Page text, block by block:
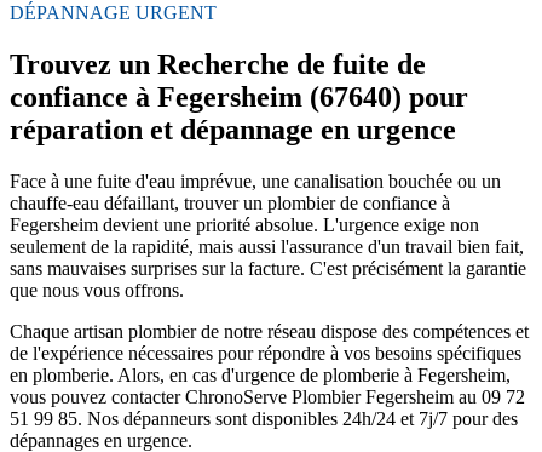
DÉPANNAGE URGENT
Trouvez un Recherche de fuite de
confiance à Fegersheim (67640) pour
réparation et dépannage en urgence
Face à une fuite d'eau imprévue, une canalisation bouchée ou un
chauffe-eau défaillant, trouver un plombier de confiance à
Fegersheim devient une priorité absolue. L'urgence exige non
seulement de la rapidité, mais aussi l'assurance d'un travail bien fait,
sans mauvaises surprises sur la facture. C'est précisément la garantie
que nous vous offrons.
Chaque artisan plombier de notre réseau dispose des compétences et
de l'expérience nécessaires pour répondre à vos besoins spécifiques
en plomberie. Alors, en cas d'urgence de plomberie à Fegersheim,
vous pouvez contacter ChronoServe Plombier Fegersheim au 09 72
51 99 85. Nos dépanneurs sont disponibles 24h/24 et 7j/7 pour des
dépannages en urgence.